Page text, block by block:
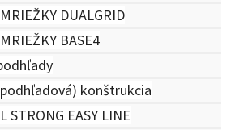
MRIEŽKY DUALGRID
MRIEŽKY BASE4
konštrukcia
STRONG EASY LINE